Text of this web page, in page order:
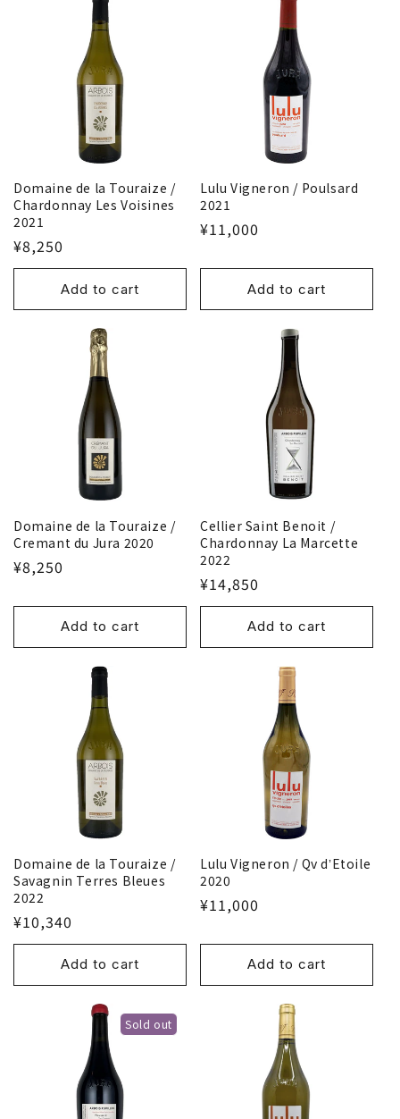
Domaine de la Touraize /
Chardonnay Les Voisines
2021
¥8,250
Add to cart
Lulu Vigneron / Poulsard
2021
¥11,000
Add to cart
Domaine de la Touraize /
Cremant du Jura 2020
¥8,250
Add to cart
Cellier Saint Benoit /
Chardonnay La Marcette
2022
¥14,850
Add to cart
Domaine de la Touraize /
Savagnin Terres Bleues
2022
¥10,340
Add to cart
Lulu Vigneron / Qv dʼEtoile
2020
¥11,000
Add to cart
Sold out